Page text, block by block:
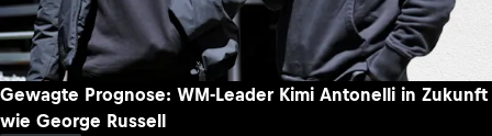
Gewagte Prognose: WM-Leader Kimi Antonelli in Zukunft
wie George Russell